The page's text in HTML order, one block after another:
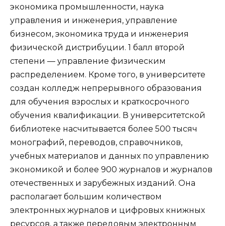
экономика промышленности, наука
управления и инженерия, управление
бизнесом, экономика труда и инженерия
физической дистрибуции. 1 балл второй
степени — управление физическим
распределением. Кроме того, в университете
создан колледж непрерывного образования
для обучения взрослых и краткосрочного
обучения квалификации. В университетской
библиотеке насчитывается более 500 тысяч
монографий, переводов, справочников,
учебных материалов и данных по управлению
экономикой и более 900 журналов и журналов
отечественных и зарубежных изданий. Она
располагает большим количеством
электронных журналов и цифровых книжных
ресурсов, а также передовым электронным